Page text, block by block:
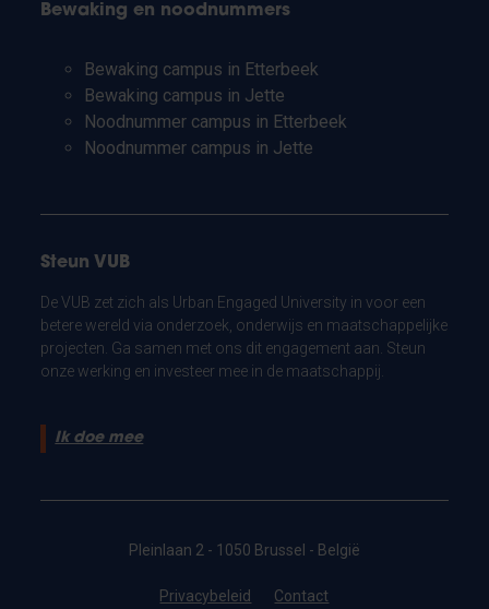
Bewaking en noodnummers
Bewaking campus in Etterbeek
Bewaking campus in Jette
Noodnummer campus in Etterbeek
Noodnummer campus in Jette
Steun VUB
De VUB zet zich als Urban Engaged University in voor een
betere wereld via onderzoek, onderwijs en maatschappelijke
projecten. Ga samen met ons dit engagement aan. Steun
onze werking en investeer mee in de maatschappij.
Ik doe mee
Pleinlaan 2 - 1050 Brussel - België
Privacybeleid Contact